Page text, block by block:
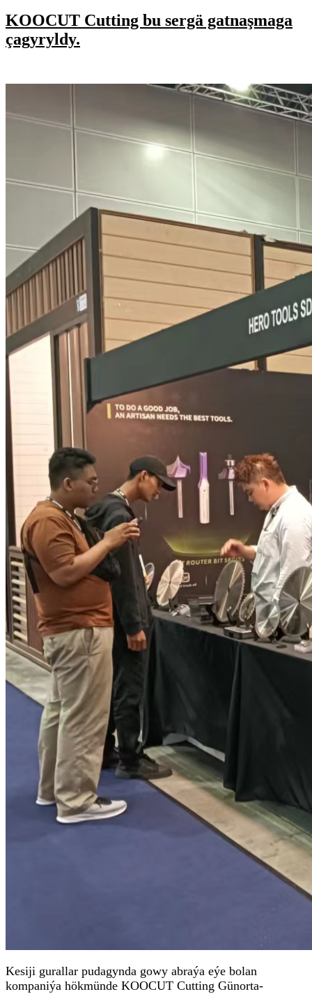
KOOCUT Cutting bu sergä gatnaşmaga
çagyryldy.
Kesiji gurallar pudagynda gowy abraýa eýe bolan
kompaniýa hökmünde KOOCUT Cutting Günorta-